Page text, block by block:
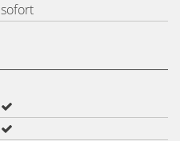
sofort